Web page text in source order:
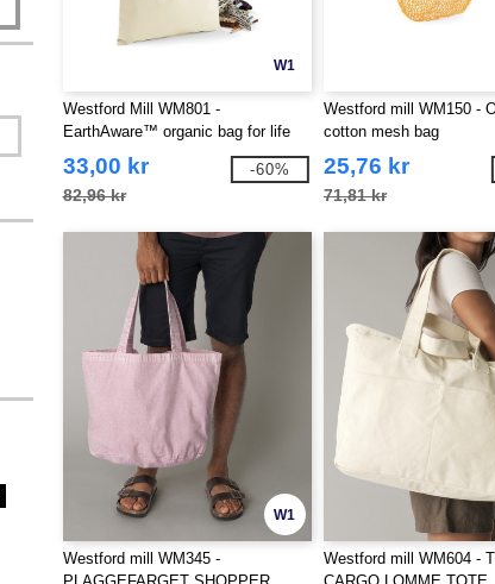
W1
Westford Mill WM801 -
EarthAware™ organic bag for life
33,00 kr
82,96 kr
-60%
Westford mill WM150 -
cotton mesh bag
25,76 kr
71,81 kr
W1
Westford mill WM345 -
Westford mill WM604 -